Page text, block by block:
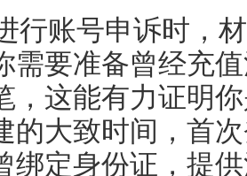
行账号申诉时，
需要准备曾经充
，这能有力证明
的大致时间，首
绑定身份证，提